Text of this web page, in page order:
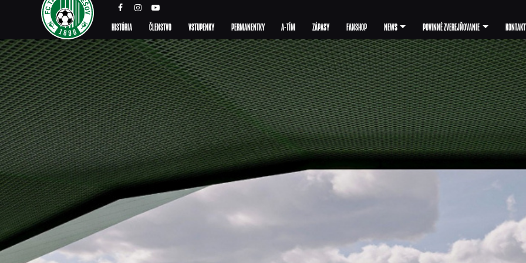
HISTÓRIA ČLENSTVO VSTUPENKY PERMANENTKY A-TÍM ZÁPASY FANSHOP NEWS POVINNÉ ZVEREJŇOVANIE